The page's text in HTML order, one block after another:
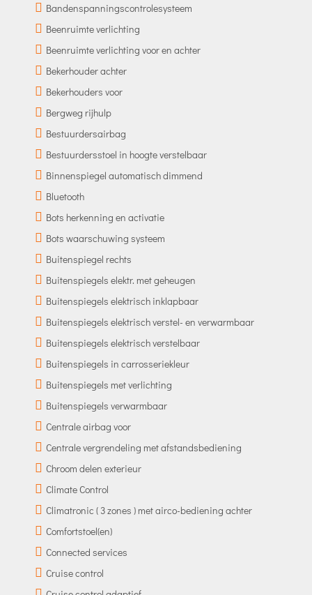
Bandenspanningscontrolesysteem
Beenruimte verlichting
Beenruimte verlichting voor en achter
Bekerhouder achter
Bekerhouders voor
Bergweg rijhulp
Bestuurdersairbag
Bestuurdersstoel in hoogte verstelbaar
Binnenspiegel automatisch dimmend
Bluetooth
Bots herkenning en activatie
Bots waarschuwing systeem
Buitenspiegel rechts
Buitenspiegels elektr. met geheugen
Buitenspiegels elektrisch inklapbaar
Buitenspiegels elektrisch verstel- en verwarmbaar
Buitenspiegels elektrisch verstelbaar
Buitenspiegels in carrosseriekleur
Buitenspiegels met verlichting
Buitenspiegels verwarmbaar
Centrale airbag voor
Centrale vergrendeling met afstandsbediening
Chroom delen exterieur
Climate Control
Climatronic ( 3 zones ) met airco-bediening achter
Comfortstoel(en)
Connected services
Cruise control